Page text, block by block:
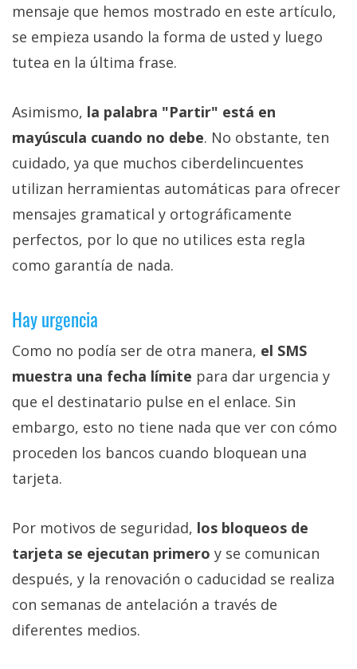
mensaje que hemos mostrado en este artículo,
se empieza usando la forma de usted y luego
tutea en la última frase.
Asimismo, la palabra "Partir" está en
mayúscula cuando no debe. No obstante, ten
cuidado, ya que muchos ciberdelincuentes
utilizan herramientas automáticas para ofrecer
mensajes gramatical y ortográficamente
perfectos, por lo que no utilices esta regla
como garantía de nada.
Hay urgencia
Como no podía ser de otra manera, el SMS
muestra una fecha límite para dar urgencia y
que el destinatario pulse en el enlace. Sin
embargo, esto no tiene nada que ver con cómo
proceden los bancos cuando bloquean una
tarjeta.
Por motivos de seguridad, los bloqueos de
tarjeta se ejecutan primero y se comunican
después, y la renovación o caducidad se realiza
con semanas de antelación a través de
diferentes medios.